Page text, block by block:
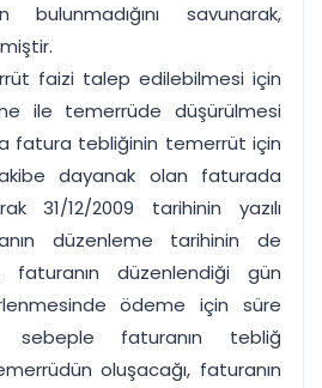
bulunmadığını savunarak,
faizi talep edilebilmesi için
ile temerrüde düşürülmesi
fatura tebliğinin temerrüt için
dayanak olan faturada
31/12/2009 tarihinin yazılı
düzenleme tarihinin de
faturanın düzenlendiği gün
ödeme için süre
sebeple faturanın tebliğ
oluşacağı, faturanın